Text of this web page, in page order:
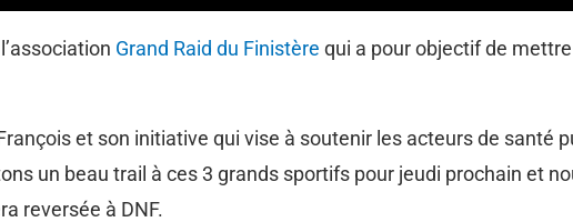
Grand Raid du Finistère qui a pour objectif de
et son initiative qui vise à soutenir les acteurs de santé
un beau trail à ces 3 grands sportifs pour jeudi prochain et
reversée à DNF.